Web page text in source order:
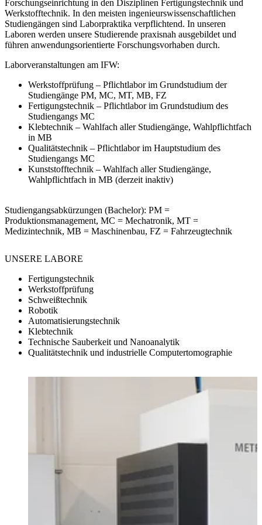
Verschleißschutzlegierungen (kurz:AntiAbrasive)", gefördert durch
das Bundesministerium für Wirtschaft und Klimaschutz (BMWK)
im Rahmen des Förderprogramms "ZIM", Projektleitung:Prof. Dr.-
Ing. Karsten Günther (IFW), Projektpartner: Unternehmen, Laufzeit
01.10.2021 - 31.07.2024
Forschungseinrichtung in den Disziplinen Fertigungstechnik und
Werkstofftechnik. In den meisten ingenieurswissenschaftlichen
Studiengängen sind Laborpraktika verpflichtend. In unseren
Laboren werden unsere Studierende praxisnah ausgebildet und
führen anwendungsorientierte Forschungsvorhaben durch.
Laborveranstaltungen am IFW:
Werkstoffprüfung – Pflichtlabor im Grundstudium der
Studiengänge PM, MC, MT, MB, FZ
Fertigungstechnik – Pflichtlabor im Grundstudium des
Studiengangs MC
Klebtechnik – Wahlfach aller Studiengänge, Wahlpflichtfach
in MB
Qualitätstechnik – Pflichtlabor im Hauptstudium des
Studiengangs MC
Kunststofftechnik – Wahlfach aller Studiengänge,
Wahlpflichtfach in MB (derzeit inaktiv)
Studiengangsabkürzungen (Bachelor): PM =
Produktionsmanagement, MC = Mechatronik, MT =
Medizintechnik, MB = Maschinenbau, FZ = Fahrzeugtechnik
UNSERE LABORE
Fertigungstechnik
Werkstoffprüfung
Schweißtechnik
Robotik
Automatisierungstechnik
Klebtechnik
Technische Sauberkeit und Nanoanalytik
Qualitätstechnik und industrielle Computertomographie